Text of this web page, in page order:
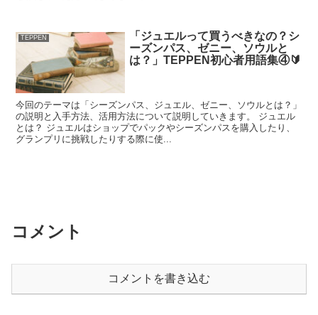
TEPPEN
「ジュエルって買うべきなの？シ
ーズンパス、ゼニー、ソウルと
は？」TEPPEN初心者用語集④🔰
今回のテーマは「シーズンパス、ジュエル、ゼニー、ソウルとは？」
の説明と入手方法、活用方法について説明していきます。 ジュエル
とは？ ジュエルはショップでパックやシーズンパスを購入したり、
グランプリに挑戦したりする際に使...
コメント
コメントを書き込む